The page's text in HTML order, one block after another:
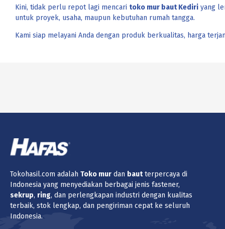
Kini, tidak perlu repot lagi mencari toko mur baut Kediri yang
untuk proyek, usaha, maupun kebutuhan rumah tangga.
Kami siap melayani Anda dengan produk berkualitas, harga
Tokohasil.com adalah Toko mur dan bautterpercaya di
Indonesia yang menyediakan berbagai jenis fastener,
sekrup, ring, dan perlengkapan industri dengan kualitas
terbaik, stok lengkap, dan pengiriman cepat ke seluruh
Indonesia.